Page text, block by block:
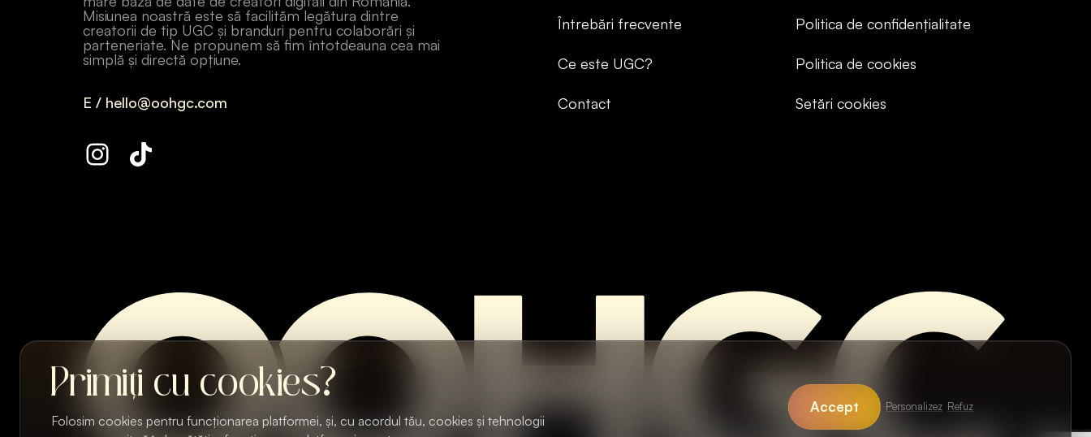
Misiunea noastră este să facilităm legătura dintre
creatorii de tip UGC și branduri pentru colaborări și
parteneriate. Ne propunem să fim întotdeauna cea mai
simplă și directă opțiune.
E / hello@oohgc.com
Întrebări frecvente
Ce este UGC?
Contact
Politica de confidențialitate
Politica de cookies
Setări cookies
Primiți cu cookies?
Folosim cookies pentru funcționarea platformei, și, cu acordul tău, cookies și tehnologii
Accept Personalizez Refuz